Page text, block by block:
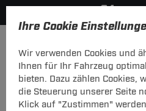
Ihre Cookie
Wir verwenden Cookies und
Ihnen für Ihr Fahrzeug
bieten. Dazu zählen Cookies,
die Steuerung unserer Seite
Klick auf "Zustimmen"
Hier geht's zur Fahrzeugübersicht: